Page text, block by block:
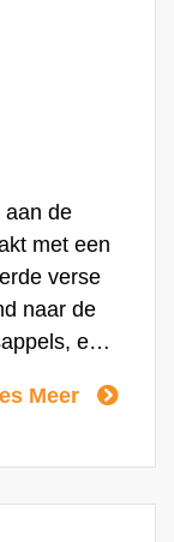
aan de
met een
verse
naar de
en
onze
Meer